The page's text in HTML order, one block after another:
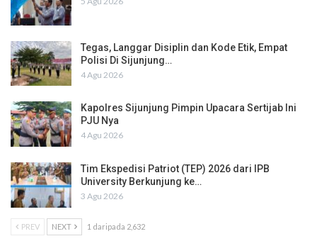
Tegas, Langgar Disiplin dan Kode Etik, Empat
Polisi Di Sijunjung…
4 Agu 2026
Kapolres Sijunjung Pimpin Upacara Sertijab Ini
PJU Nya
4 Agu 2026
Tim Ekspedisi Patriot (TEP) 2026 dari IPB
University Berkunjung ke…
3 Agu 2026
PREV NEXT 1 daripada 2,632